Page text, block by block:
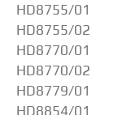
HD8755/01
HD8755/02
HD8770/01
HD8770/02
HD8779/01
HD8854/01